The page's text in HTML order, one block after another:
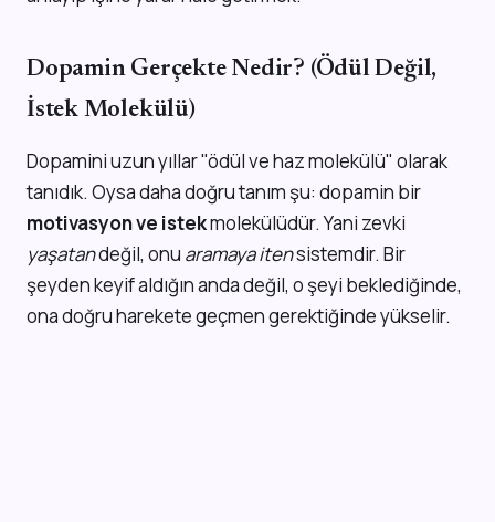
Dopamin Gerçekte Nedir? (Ödül Değil,
İstek Molekülü)
Dopamini uzun yıllar "ödül ve haz molekülü" olarak
tanıdık. Oysa daha doğru tanım şu: dopamin bir
motivasyon ve istekmolekülüdür. Yani zevki
yaşatandeğil, onu aramaya itensistemdir. Bir
şeyden keyif aldığın anda değil, o şeyi beklediğinde,
ona doğru harekete geçmen gerektiğinde yükselir.